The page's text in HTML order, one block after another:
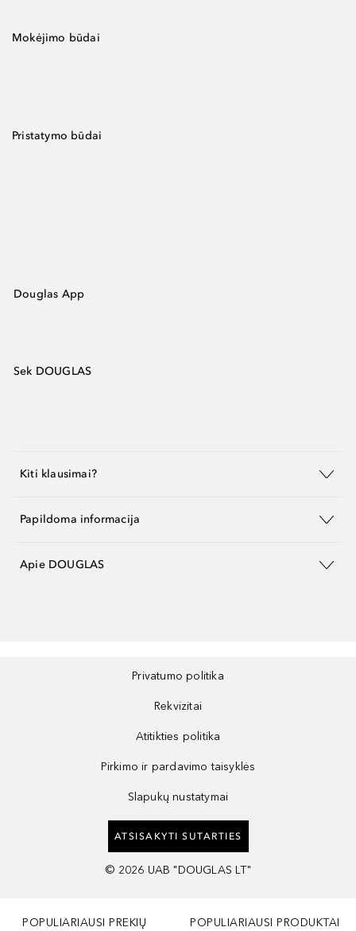
Mokėjimo būdai
Pristatymo būdai
Douglas App
Sek DOUGLAS
Kiti klausimai?
Papildoma informacija
Apie DOUGLAS
Privatumo politika
Rekvizitai
Atitikties politika
Pirkimo ir pardavimo taisyklės
Slapukų nustatymai
ATSISAKYTI SUTARTIES
© 2026 UAB "DOUGLAS LT"
POPULIARIAUSI PREKIŲ
POPULIARIAUSI PRODUKTAI